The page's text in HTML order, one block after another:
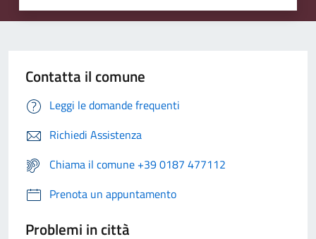
Contatta il comune
Leggi le domande frequenti
Richiedi Assistenza
Chiama il comune +39 0187 477112
Prenota un appuntamento
Problemi in città